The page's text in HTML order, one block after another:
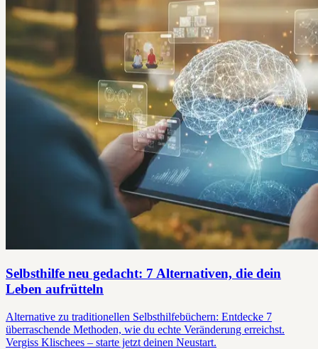
Selbsthilfe neu gedacht: 7 Alternativen, die dein
Leben aufrütteln
Alternative zu traditionellen Selbsthilfebüchern: Entdecke 7
überraschende Methoden, wie du echte Veränderung erreichst.
Vergiss Klischees – starte jetzt deinen Neustart.